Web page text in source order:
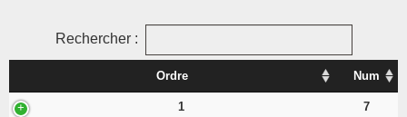
Rechercher :
Ordre Num
1 7